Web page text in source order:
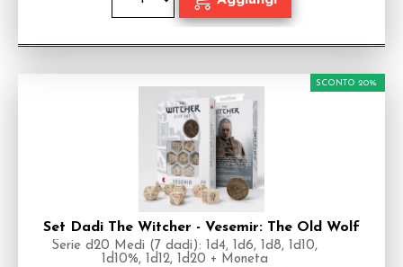
Set Dadi The Witcher - Vesemir: The Old Wolf
Serie d20 Medi (7 dadi): 1d4, 1d6, 1d8, 1d10,
1d10%, 1d12, 1d20 + Moneta
SCONTO 20%